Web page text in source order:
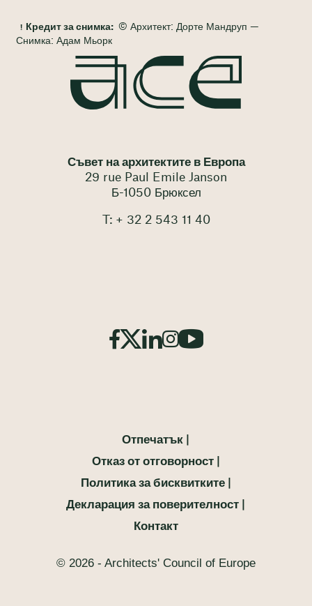
Кредит за снимка: © Архитект: Дорте Мандруп —
Снимка: Адам Мьорк
Съвет на архитектите в Европа
29 rue Paul Emile Janson
Б-1050 Брюксел
T: + 32 2 543 11 40
Отпечатък
Отказ от отговорност
Политика за бисквитките
Декларация за поверителност
Контакт
© 2026 - Architects' Council of Europe